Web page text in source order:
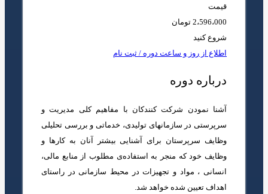
قیمت
2،596،000 تومان
شروع کنید
اطلاع از روز و ساعت دوره / ثبت نام
درباره دوره
آشنا نمودن شرکت­ کنندکان با مفاهیم کلی مدیریت و
سرپرستی در سازمانهای تولیدی،‌ خدماتی و بررسی تحلیلی
وظایف سرپرستان برای آشنایی بیشتر آنان به کارها و
وظایف خود که منجر به استفاده‌ی مطلوب از منابع مالی،‌
انسانی ، مواد و تجهیزات در محیط سازمانی در راستای
اهداف تعیین شده خواهد شد.